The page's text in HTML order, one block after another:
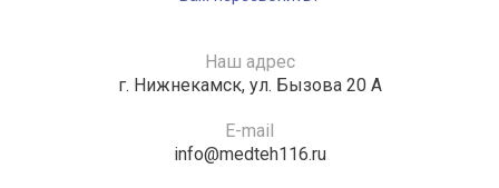
Наш адрес
г. Нижнекамск, ул. Бызова 20 А
E-mail
info@medteh116.ru